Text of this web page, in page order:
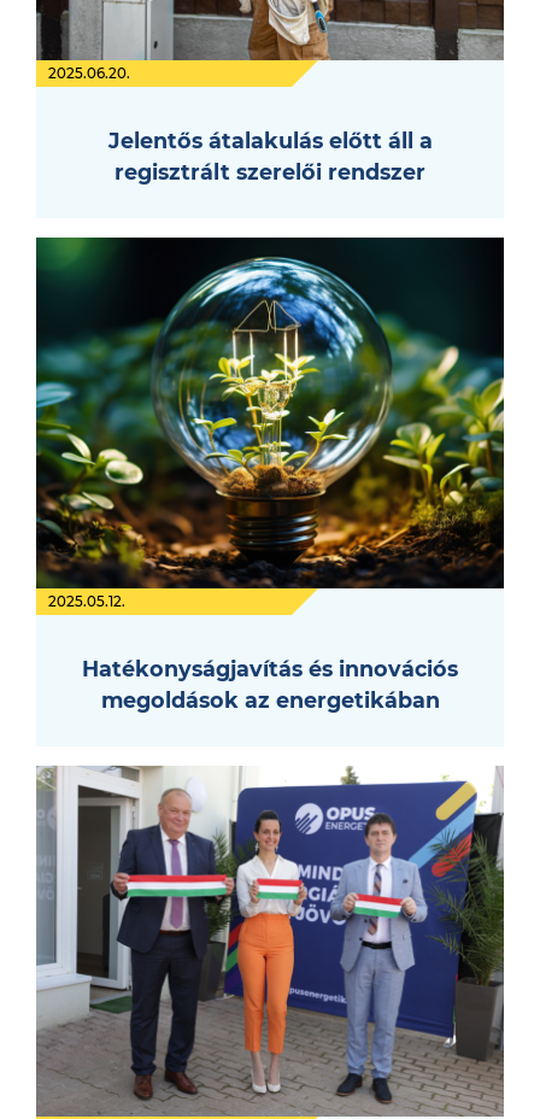
2025.06.20.
Jelentős átalakulás előtt áll a
regisztrált szerelői rendszer
2025.05.12.
Hatékonyságjavítás és innovációs
megoldások az energetikában